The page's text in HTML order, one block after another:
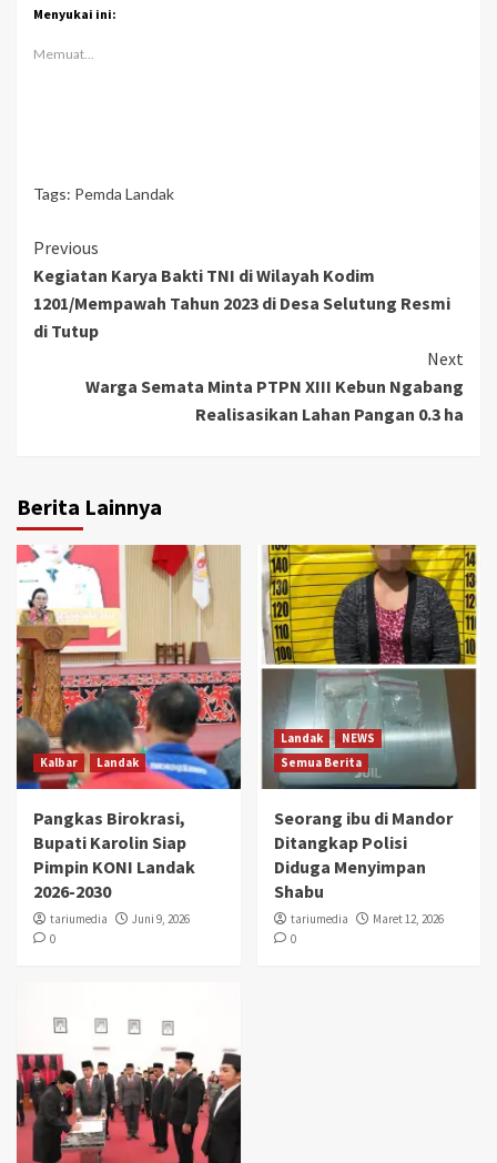
Menyukai ini:
Memuat...
Tags: Pemda Landak
Continue
Reading
Previous
Kegiatan Karya Bakti TNI di Wilayah Kodim
1201/Mempawah Tahun 2023 di Desa Selutung Resmi
di Tutup
Next
Warga Semata Minta PTPN XIII Kebun Ngabang
Realisasikan Lahan Pangan 0.3 ha
Berita Lainnya
Kalbar Landak
Pangkas Birokrasi,
Bupati Karolin Siap
Pimpin KONI Landak
2026-2030
tariumedia
Juni 9, 2026
0
Landak
NEWS
Semua Berita
Seorang ibu di Mandor
Ditangkap Polisi
Diduga Menyimpan
Shabu
tariumedia
Maret 12, 2026
0